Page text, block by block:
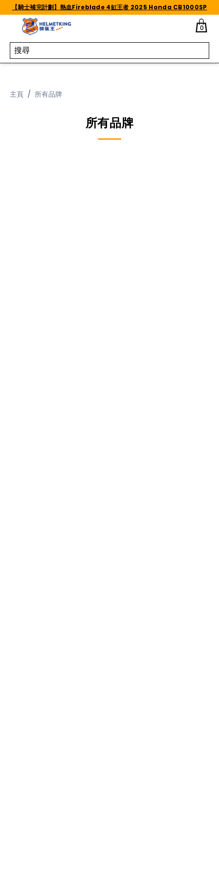
Skip to content
【騎士補完計劃】熱血Fireblade 4缸王者 2025 Honda CB1000SP
0
主頁 / 所有品牌
所有品牌